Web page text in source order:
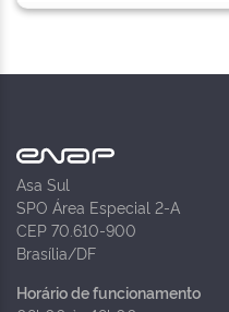
Asa Sul
SPO Área Especial 2-A
CEP 70.610-900
Brasília/DF
Horário de funcionamento